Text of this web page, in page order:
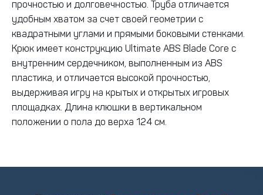
прочностью и долговечностью. Труба отличается
удобным хватом за счет своей геометрии с
квадратными углами и прямыми боковыми стенками.
Крюк имеет конструкцию Ultimate ABS Blade Core с
внутренним сердечником, выполненным из ABS
пластика, и отличается высокой прочностью,
выдерживая игру на крытых и открытых игровых
площадках. Длина клюшки в вертикальном
положении о пола до верха 124 см.